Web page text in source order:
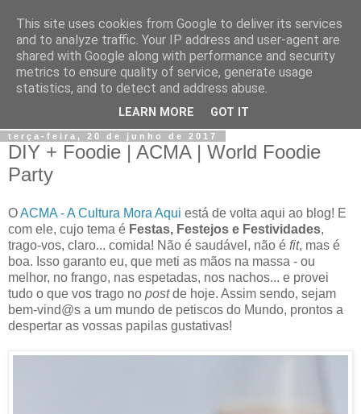
Jiji
Fotografia, devaneios, moda, teatro, e tudo o que eu possa
terça-feira, 20 de junho de 2017
DIY + Foodie | ACMA | World Foodie
Party
OACMA - A Cultura Mora Aqui está de volta aqui ao blog! E
com ele, cujo tema é Festas, Festejos e Festividades,
trago-vos, claro... comida! Não é saudável, não é fit, mas é
boa. Isso garanto eu, que meti as mãos na massa - ou
melhor, no frango, nas espetadas, nos nachos... e provei
tudo o que vos trago no postde hoje. Assim sendo, sejam
bem-vind@s a um mundo de petiscos do Mundo, prontos a
despertar as vossas papilas gustativas!
This site uses cookies from Google to deliver its services
and to analyze traffic. Your IP address and user-agent are
shared with Google along with performance and security
metrics to ensure quality of service, generate usage
statistics, and to detect and address abuse.
LEARN MORE GOT IT